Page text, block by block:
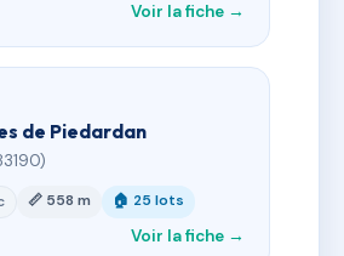
Voir la fiche →
de Piedardan
📏 558 m 🏠 25 lots
Voir la fiche →